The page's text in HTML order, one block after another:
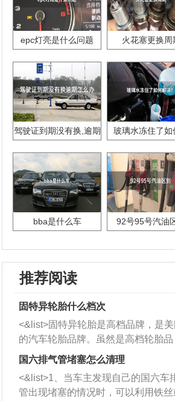
epc灯亮是什么问题 火花塞更换周
驾驶证到期没有换,逾期
玻璃水冻住了如
bba是什么车 92号95号汽油
推荐阅读
固特异轮胎什么档次
<&list>固特异轮胎是高档品牌，是美
的汽车轮胎品牌。虽然是高档轮胎品
牌，但是中高低端的轮胎都有生产，
也是为了更好的开拓市场。
国六排气管堵塞怎么清理
<&list>1、当车主发现自己的国六车
管出现堵塞的情况时，可以利用铁丝